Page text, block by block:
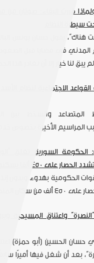
ولماذا قررت البقاء: صوتان من
سيطرة النظام
المدني في مضايا قبل الصعود
لنا خيار إلا أن نغادر هذا
الاجتماعية لنظام
المتصاعد والسخط بين
المراسيم الأخيرة بخصوص
السورية تغلق
على 450 ألفا يسكنونها
القوات الحكومية بهدوء وبدون
سكان المنطقة.
واعتناق المسيحية
الحسين (أبو حمزة)
بعد أن شغل فيها أميرًا